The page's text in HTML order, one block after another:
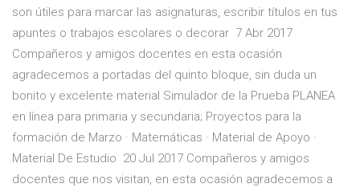
son útiles para marcar las asignaturas, escribir títulos en tus
apuntes o trabajos escolares o decorar 7 Abr 2017
Compañeros y amigos docentes en esta ocasión
agradecemos a portadas del quinto bloque, sin duda un
bonito y excelente material Simulador de la Prueba PLANEA
en línea para primaria y secundaria; Proyectos para la
formación de Marzo · Matemáticas · Material de Apoyo ·
Material De Estudio 20 Jul 2017 Compañeros y amigos
docentes que nos visitan, en esta ocasión agradecemos a